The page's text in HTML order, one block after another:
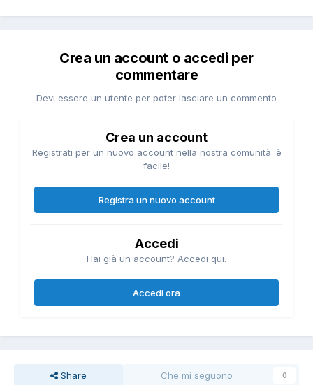
Crea un account o accedi per
commentare
Devi essere un utente per poter lasciare un commento
Crea un account
Registrati per un nuovo account nella nostra comunità. è
facile!
Registra un nuovo account
Accedi
Hai già un account? Accedi qui.
Accedi ora
Share Che mi seguono 0